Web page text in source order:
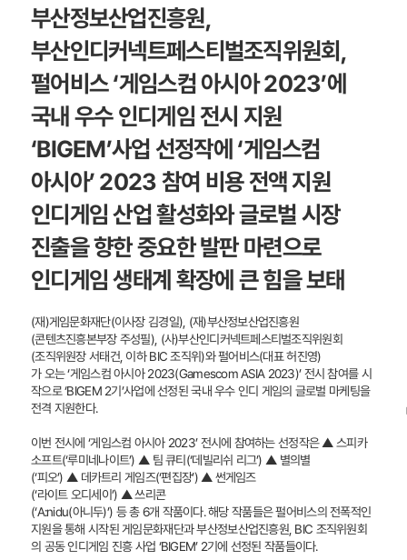
부산정보산업진흥원,
부산인디커넥트페스티벌조직위원회,
펄어비스 ‘게임스컴 아시아 2023’에
국내 우수 인디게임 전시 지원
‘BIGEM’사업 선정작에 ‘게임스컴
아시아’ 2023 참여 비용 전액 지원
인디게임 산업 활성화와 글로벌 시장
진출을 향한 중요한 발판 마련으로
인디게임 생태계 확장에 큰 힘을 보태
(재)게임문화재단(이사장 김경일), (재)부산정보산업진흥원
(콘텐츠진흥본부장 주성필), (사)부산인디커넥트페스티벌조직위원회
(조직위원장 서태건, 이하 BIC 조직위)와 펄어비스(대표 허진영)
가 오는 ‘게임스컴 아시아 2023(Gamescom ASIA 2023)’ 전시 참여를 시
작으로 ‘BIGEM 2기’사업에 선정된 국내 우수 인디 게임의 글로벌 마케팅을
전격 지원한다.
이번 전시에 ‘게임스컴 아시아 2023’ 전시에 참여하는 선정작은 ▲ 스피카
소프트(‘루미네나이트’) ▲ 팀 큐티(‘데빌리쉬 리그’) ▲ 별의별
(‘피오’) ▲ 데카트리 게임즈(‘편집장’) ▲ 썬게임즈
(‘라이트 오디세이’) ▲ 쓰리콘
(‘A:nidu(아니두)’) 등 총 6개 작품이다. 해당 작품들은 펄어비스의 전폭적인
지원을 통해 시작된 게임문화재단과 부산정보산업진흥원, BIC 조직위원회
의 공동 인디게임 진흥 사업 ‘BIGEM’ 2기에 선정된 작품들이다.